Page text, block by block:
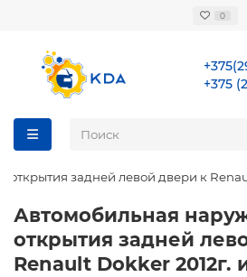
0
+375
задней левой двери к
Автомобильная
открытия задней
Renault Dokker 2012г.